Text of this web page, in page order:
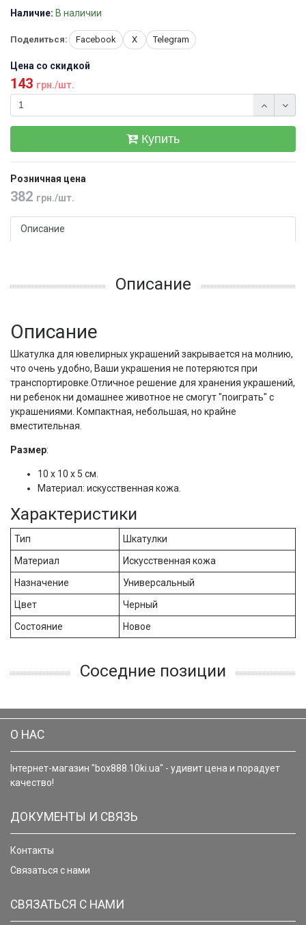
Наличие: В наличии
Поделиться: Facebook X Telegram
Цена со скидкой
143 грн./шт.
Купить
Розничная цена
382 грн./шт.
Описание
Описание
Описание
Шкатулка для ювелирных украшений закрывается на молнию,
что очень удобно, Ваши украшения не потеряются при
транспортировке.Отличное решение для хранения украшений,
ни ребенок ни домашнее животное не смогут "поиграть" с
украшениями. Компактная, небольшая, но крайне
вместительная.
Размер:
10 х 10 х 5 см.
Материал: искусственная кожа.
Характеристики
Тип
Шкатулки
Материал
Искусственная кожа
Назначение
Универсальный
Цвет
Черный
Состояние
Новое
Соседние позиции
О НАС
Інтернет-магазин "box888.10ki.ua" - удивит цена и порадует
качество!
ДОКУМЕНТЫ И СВЯЗЬ
Контакты
Связаться с нами
СВЯЗАТЬСЯ С НАМИ